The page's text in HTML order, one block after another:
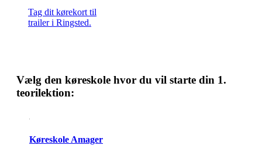
Tag dit kørekort til
trailer i Ringsted.
Vælg den køreskole hvor du vil starte din 1.
teorilektion:
Køreskole Amager